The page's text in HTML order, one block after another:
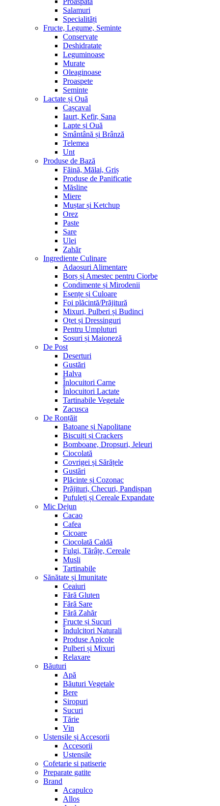
Salamuri
Specialități
Fructe, Legume, Seminte
Conservate
Deshidratate
Leguminoase
Murate
Oleaginoase
Proaspete
Seminte
Lactate și Ouă
Cașcaval
Iaurt, Kefir, Sana
Lapte și Ouă
Smântână și Brânză
Telemea
Unt
Produse de Bază
Făină, Mălai, Griș
Produse de Panificatie
Măsline
Miere
Muștar și Ketchup
Orez
Paste
Sare
Ulei
Zahăr
Ingrediente Culinare
Adaosuri Alimentare
Borș și Amestec pentru Ciorbe
Condimente și Mirodenii
Esențe și Culoare
Foi plăcintă/Prăjitură
Mixuri, Pulberi și Budinci
Oțet și Dressinguri
Pentru Umpluturi
Sosuri și Maioneză
De Post
Deserturi
Gustări
Halva
Înlocuitori Carne
Înlocuitori Lactate
Tartinabile Vegetale
Zacusca
De Ronțăit
Batoane și Napolitane
Biscuiți și Crackers
Bomboane, Dropsuri, Jeleuri
Ciocolată
Covrigei și Sărățele
Gustări
Plăcinte și Cozonac
Prăjituri, Checuri, Pandișpan
Pufuleți și Cereale Expandate
Mic Dejun
Cacao
Cafea
Cicoare
Ciocolată Caldă
Fulgi, Tărâțe, Cereale
Musli
Tartinabile
Sănătate și Imunitate
Ceaiuri
Fără Gluten
Fără Sare
Fără Zahăr
Fructe și Sucuri
Îndulcitori Naturali
Produse Apicole
Pulberi și Mixuri
Relaxare
Băuturi
Apă
Băuturi Vegetale
Bere
Siropuri
Sucuri
Tărie
Vin
Ustensile și Accesorii
Accesorii
Ustensile
Cofetarie si patiserie
Preparate gatite
Brand
Acapulco
Allos